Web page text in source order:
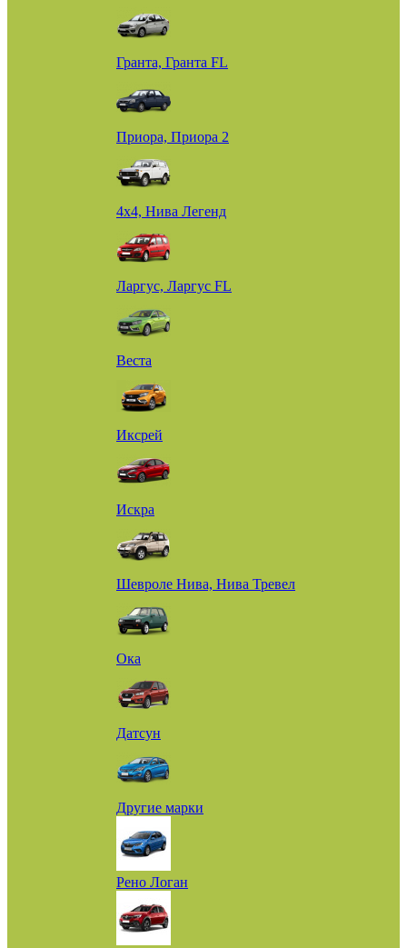
Гранта, Гранта FL
Приора, Приора 2
4х4, Нива Легенд
Ларгус, Ларгус FL
Веста
Иксрей
Искра
Шевроле Нива, Нива Тревел
Ока
Датсун
Другие марки
Рено Логан